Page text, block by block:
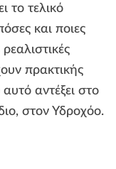
το τελικό
και ποιες
πρακτικής
αντέξει στο
στον Υδροχόο.